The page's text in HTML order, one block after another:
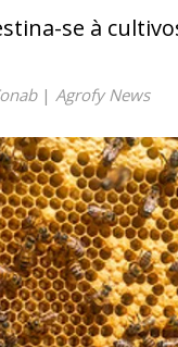
se à
| Agrofy News